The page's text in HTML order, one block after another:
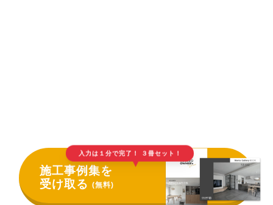
入力は１分で完了！ ３冊セット！
▲
施工事例集を
受け取る(無料)